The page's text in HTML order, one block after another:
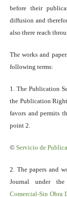
before their
diffusion and
also there reach
The works and
following terms:
1. The Publication
the Publication
favors and permits
point 2.
© Servicio de
2. The papers and
Journal under
Comercial-Sin Obra